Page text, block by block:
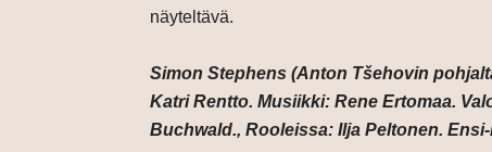
näyteltävä.
Simon Stephens (Anton Tšehovin
Katri Rentto. Musiikki: Rene Ertomaa.
Buchwald., Rooleissa: Ilja Peltonen.